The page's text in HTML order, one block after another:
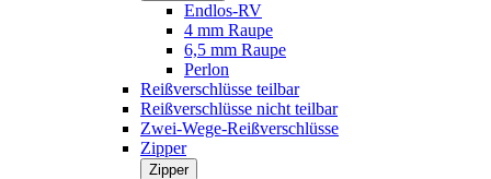
Endlos-RV
4 mm Raupe
6,5 mm Raupe
Perlon
Reißverschlüsse teilbar
Reißverschlüsse nicht teilbar
Zwei-Wege-Reißverschlüsse
Zipper
Zipper